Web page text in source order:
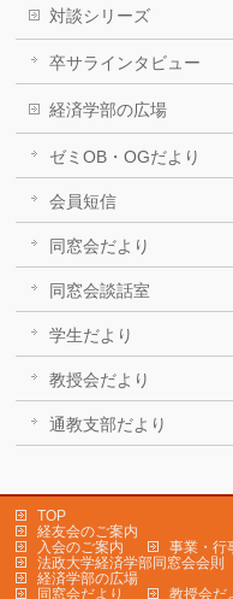
対談シリーズ
卒サラインタビュー
経済学部の広場
ゼミOB・OGだより
会員短信
同窓会だより
同窓会談話室
学生だより
教授会だより
通教支部だより
TOP
経友会のご案内
入会のご案内
事業・行
法政大学経済学部同窓会会則
経済学部の広場
同窓会だより
教授会だ